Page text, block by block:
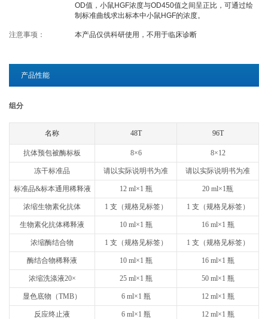
公司介绍 专利/荣誉
联系我们 公司新闻
代理商查询
OD值，小鼠HGF浓度与OD450值之间呈正比，可通过绘
制标准曲线求出标本中小鼠HGF的浓度。
注意事项： 本产品仅供科研使用，不用于临床诊断
产品性能
组分
名称 48T 96T
抗体预包被酶标板 8×6 8×12
冻干标准品 请以实际说明书为准 请以实际说明书为准
标准品&标本通用稀释液 12 ml×1 瓶 20 ml×1瓶
浓缩生物素化抗体 1 支（规格见标签） 1 支（规格见标签）
生物素化抗体稀释液 10 ml×1 瓶 16 ml×1 瓶
浓缩酶结合物 1 支（规格见标签） 1 支（规格见标签）
酶结合物稀释液 10 ml×1 瓶 16 ml×1 瓶
浓缩洗涤液20× 25 ml×1 瓶 50 ml×1 瓶
显色底物（TMB） 6 ml×1 瓶 12 ml×1 瓶
反应终止液 6 ml×1 瓶 12 ml×1 瓶